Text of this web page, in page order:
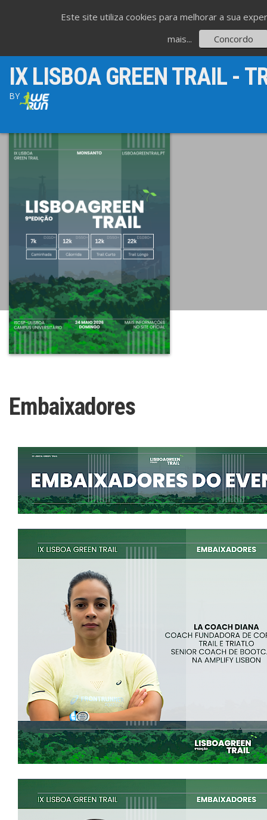
IX LISBOA GREEN TRAIL -
BY
Embaixadores
Este site utiliza cookies para melhorar a sua
mais...
Concordo